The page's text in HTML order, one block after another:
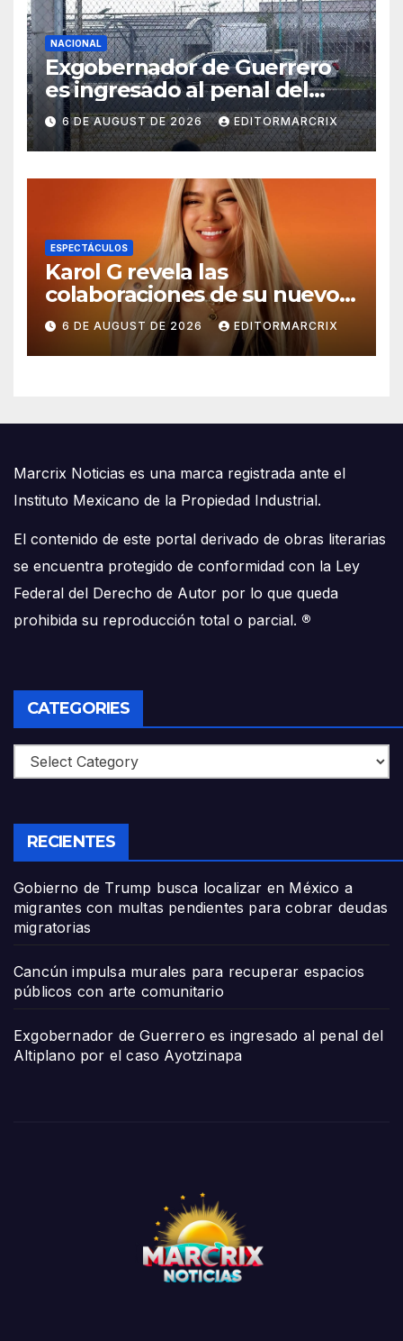
NACIONAL
Exgobernador de Guerrero
es ingresado al penal del
Altiplano por el caso
Ayotzinapa
6 DE AUGUST DE 2026 EDITORMARCRIX
ESPECTÁCULOS
Karol G revela las
colaboraciones de su nuevo
álbum ‘NO ME ARREPIENTO
DE SENTIR TANTO’
6 DE AUGUST DE 2026 EDITORMARCRIX
Marcrix Noticias es una marca registrada ante el
Instituto Mexicano de la Propiedad Industrial.
El contenido de este portal derivado de obras literarias
se encuentra protegido de conformidad con la Ley
Federal del Derecho de Autor por lo que queda
prohibida su reproducción total o parcial. ®
CATEGORIES
Categories
RECIENTES
Gobierno de Trump busca localizar en México a
migrantes con multas pendientes para cobrar deudas
migratorias
Cancún impulsa murales para recuperar espacios
públicos con arte comunitario
Exgobernador de Guerrero es ingresado al penal del
Altiplano por el caso Ayotzinapa